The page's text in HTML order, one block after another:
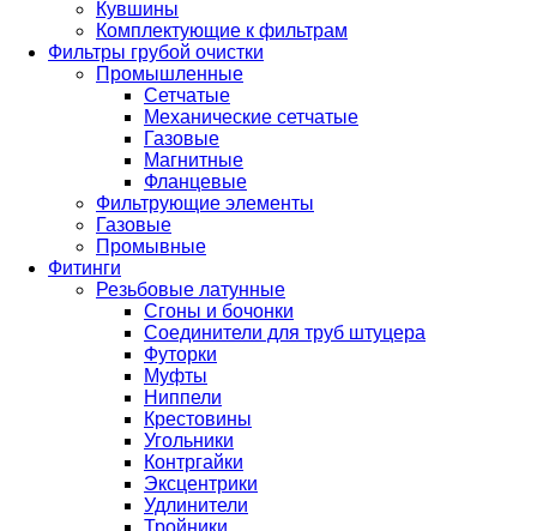
Кувшины
Комплектующие к фильтрам
Фильтры грубой очистки
Промышленные
Сетчатые
Механические сетчатые
Газовые
Магнитные
Фланцевые
Фильтрующие элементы
Газовые
Промывные
Фитинги
Резьбовые латунные
Сгоны и бочонки
Соединители для труб штуцера
Футорки
Муфты
Ниппели
Крестовины
Угольники
Контргайки
Эксцентрики
Удлинители
Тройники